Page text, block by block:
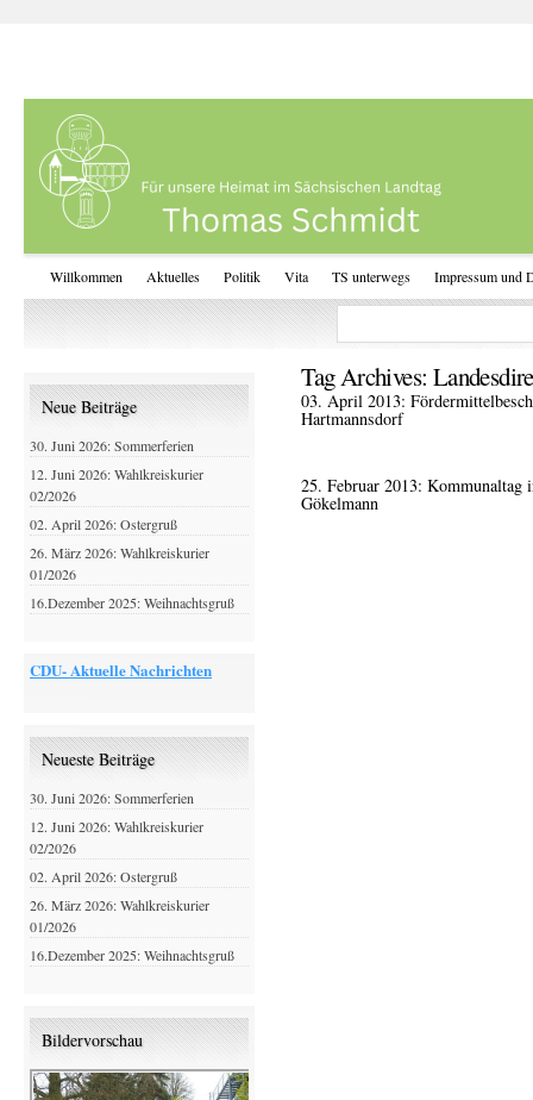
Willkommen Aktuelles Politik Vita TS unterwegs Impressum und
Tag Archives:
03. April 2013:
Hartmannsdorf
25. Februar 2013:
Gökelmann
Neue Beiträge
30. Juni 2026: Sommerferien
12. Juni 2026: Wahlkreiskurier
02/2026
02. April 2026: Ostergruß
26. März 2026: Wahlkreiskurier
01/2026
16.Dezember 2025: Weihnachtsgruß
CDU- Aktuelle Nachrichten
Neueste Beiträge
30. Juni 2026: Sommerferien
12. Juni 2026: Wahlkreiskurier
02/2026
02. April 2026: Ostergruß
26. März 2026: Wahlkreiskurier
01/2026
16.Dezember 2025: Weihnachtsgruß
Bildervorschau